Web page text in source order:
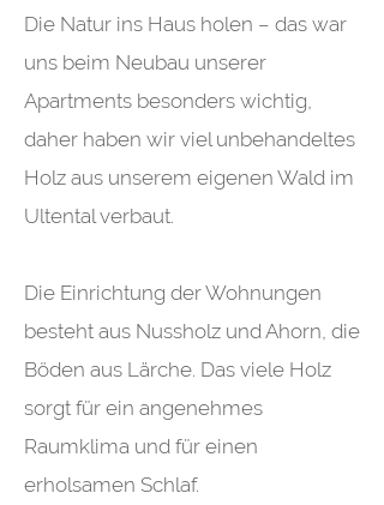
Die Natur ins Haus holen – das war
uns beim Neubau unserer
Apartments besonders wichtig,
daher haben wir viel unbehandeltes
Holz aus unserem eigenen Wald im
Ultental verbaut.
Die Einrichtung der Wohnungen
besteht aus Nussholz und Ahorn, die
Böden aus Lärche. Das viele Holz
sorgt für ein angenehmes
Raumklima und für einen
erholsamen Schlaf.